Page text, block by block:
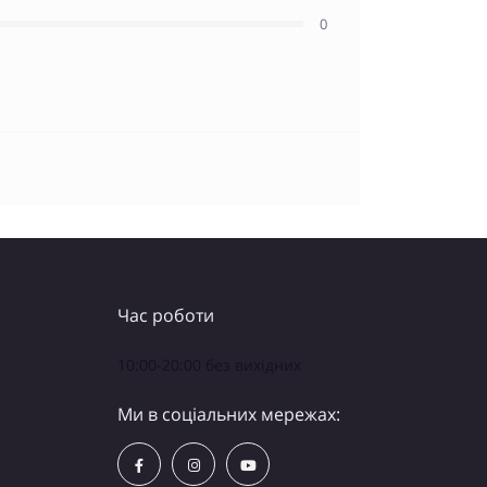
0
Час роботи
Ми в соціальних мережах: